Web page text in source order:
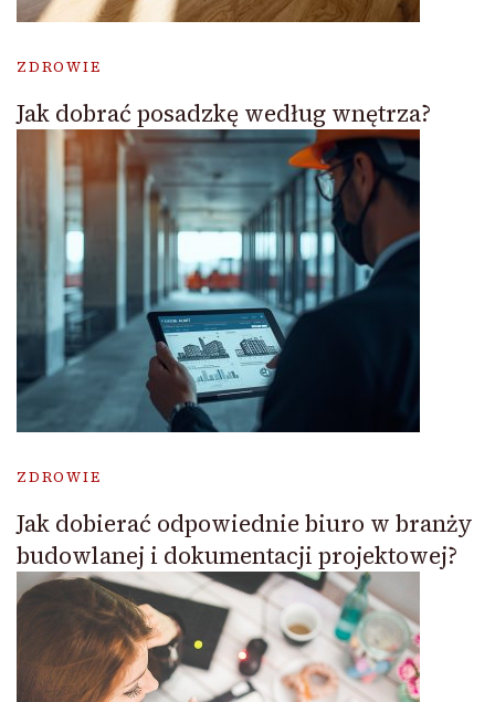
ZDROWIE
Jak dobrać posadzkę według wnętrza?
ZDROWIE
Jak dobierać odpowiednie biuro w branży
budowlanej i dokumentacji projektowej?